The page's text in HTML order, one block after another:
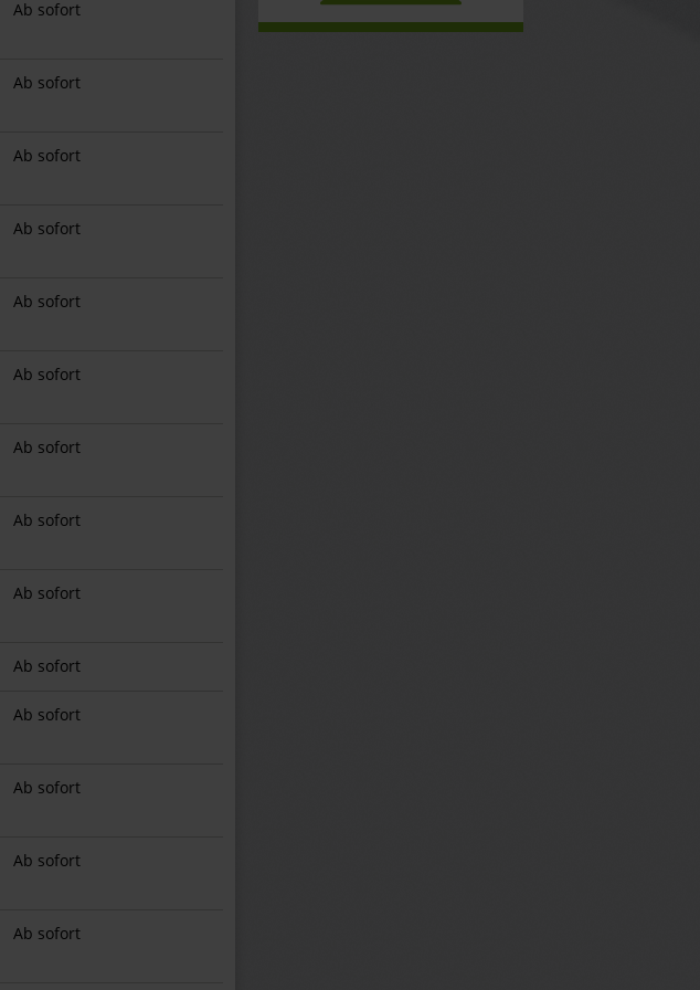
Ab sofort
Ab sofort
Ab sofort
Ab sofort
Ab sofort
Ab sofort
Ab sofort
Ab sofort
Ab sofort
Ab sofort
Ab sofort
Ab sofort
Ab sofort
Ab sofort